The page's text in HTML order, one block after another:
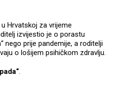
Hrvatskoj za vrijeme
izvijestio je o porastu
nego prije pandemije, a roditelji
o lošijem psihičkom zdravlju.
.